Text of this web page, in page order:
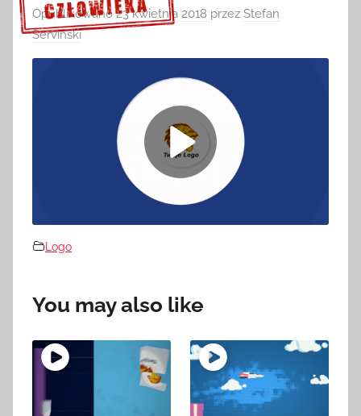
Sprawdź szczegóły >>>
Opublikowano23 kwietnia 2018 przez Stefan
Serviński
Logo
You may also like